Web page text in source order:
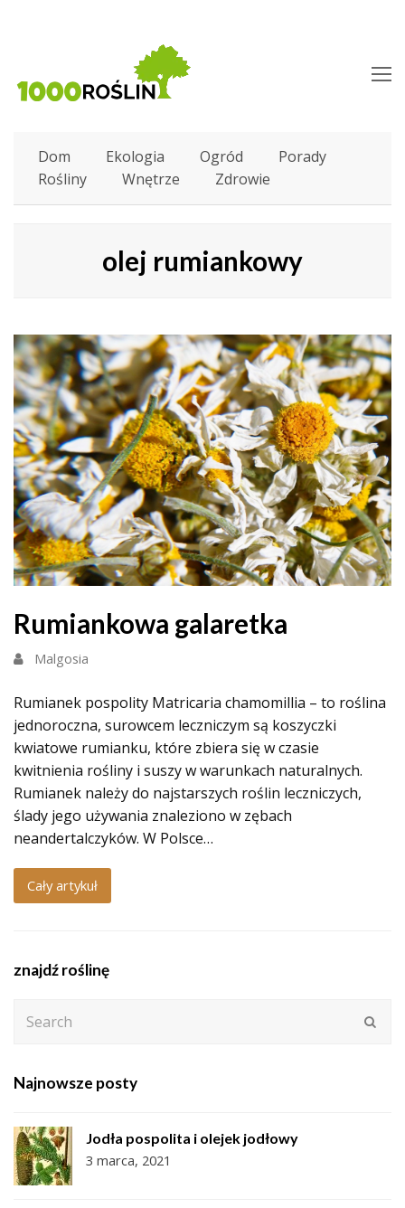
Dom Ekologia Ogród
Porady
Rośliny
Wnętrze Zdrowie
olej rumiankowy
Rumiankowa galaretka
Malgosia
Rumianek pospolity Matricaria chamomillia – to roślina
jednoroczna, surowcem leczniczym są koszyczki
kwiatowe rumianku, które zbiera się w czasie
kwitnienia rośliny i suszy w warunkach naturalnych.
Rumianek należy do najstarszych roślin leczniczych,
ślady jego używania znaleziono w zębach
neandertalczyków. W Polsce…
Cały artykuł
znajdź roślinę
Najnowsze posty
Jodła pospolita i olejek jodłowy
3 marca, 2021